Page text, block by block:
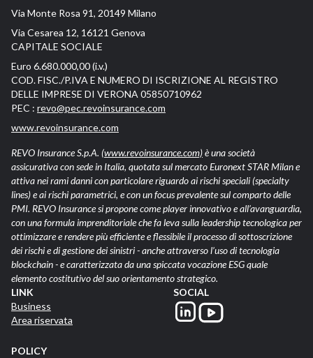
Via Monte Rosa 91, 20149 Milano
Via Cesarea 12, 16121 Genova
CAPITALE SOCIALE
Euro 6.680.000,00 (i.v.)
COD. FISC./P.IVA E NUMERO DI ISCRIZIONE AL REGISTRO
DELLE IMPRESE DI VERONA 05850710962
PEC : revo@pec.revoinsurance.com
www.revoinsurance.com
REVO Insurance S.p.A. (www.revoinsurance.com)è una società
assicurativa con sede in Italia, quotata sul mercato Euronext STAR Milan e
attiva nei rami danni con particolare riguardo ai rischi speciali (specialty
lines) e ai rischi parametrici, e con un focus prevalente sul comparto delle
PMI. REVO Insurance si propone come player innovativo e all’avanguardia,
con una formula imprenditoriale che fa leva sulla leadership tecnologica per
ottimizzare e rendere più efficiente e flessibile il processo di sottoscrizione
dei rischi e di gestione dei sinistri - anche attraverso l’uso di tecnologia
blockchain - e caratterizzata da una spiccata vocazione ESG quale
elemento costitutivo del suo orientamento strategico.
LINK
Business
Area riservata
POLICY
SOCIAL